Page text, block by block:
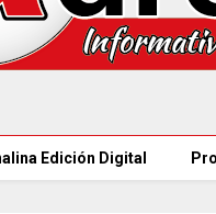
Edición Digital